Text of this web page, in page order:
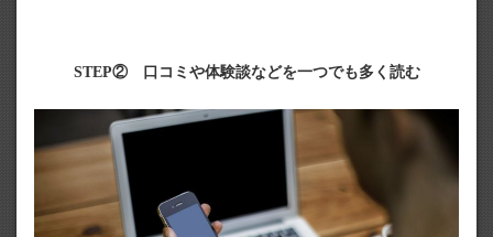
STEP② 口コミや体験談などを一つでも多く読む